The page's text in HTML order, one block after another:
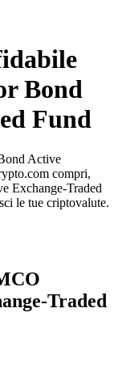
Bond
Fund
Active
compri,
Exchange-Traded
le tue criptovalute.
Traded